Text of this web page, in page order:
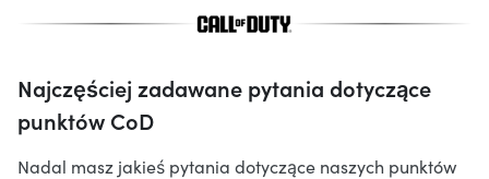
Najczęściej zadawane pytania dotyczące
punktów CoD
Nadal masz jakieś pytania dotyczące naszych punktów